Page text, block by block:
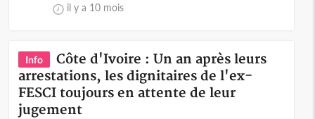
il y a 10 mois
Info
Côte d'Ivoire : Un an après leurs
arrestations, les dignitaires de l'ex-
FESCI toujours en attente de leur
jugement